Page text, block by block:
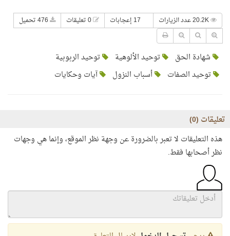
17 إعجابات
شهادة الحق توحيد الألوهية
توحيد الربوبية
توحيد الصفات
أسباب النزول آيات وحكايات
تعليقات (0
)
هذه التعليقات لا تعبر بالضرورة عن وجهة نظر الموقع، وإنما هي وجهات
نظر أصحابها فقط.